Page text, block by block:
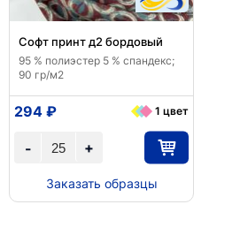
Софт принт д2 бордовый
95 % полиэстер 5 % спандекс;
90 гр/м2
+
-
294 ₽ 1 цвет
Заказать образцы